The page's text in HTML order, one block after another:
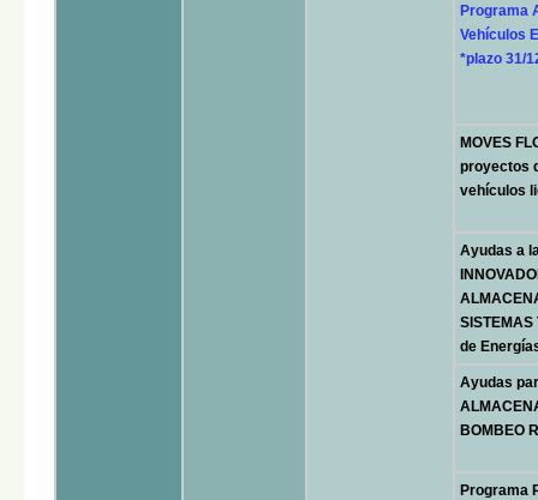
Programa
Vehículos
*plazo 31/
MOVES
proyectos
vehículos
Ayudas a
de
Ayudas
BOMBEO
Programa